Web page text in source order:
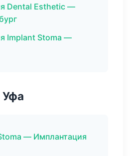
Dental Esthetic —
Implant Stoma —
Уфа
— Имплантация